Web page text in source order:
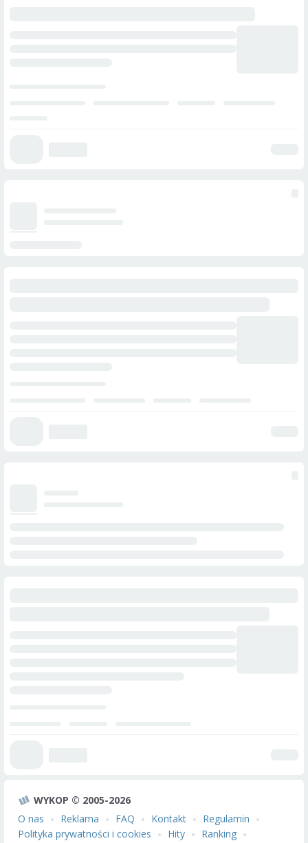
WYKOP © 2005-2026
O nas
Reklama FAQ Kontakt
Regulamin
Polityka prywatności i cookies
Hity
Ranking